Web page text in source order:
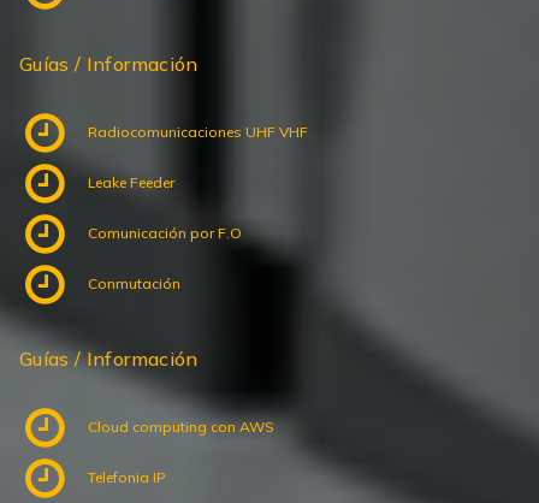
Guías / Información
Radiocomunicaciones UHF VHF
Leake Feeder
Comunicación por F.O
Conmutación
Guías / Información
Cloud computing con AWS
Telefonia IP